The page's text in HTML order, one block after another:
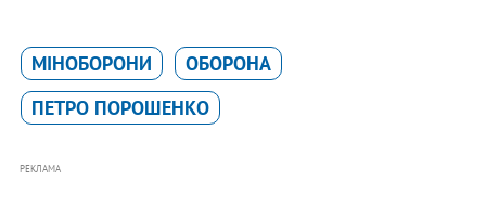
МІНОБОРОНИ
ОБОРОНА
ПЕТРО ПОРОШЕНКО
РЕКЛАМА